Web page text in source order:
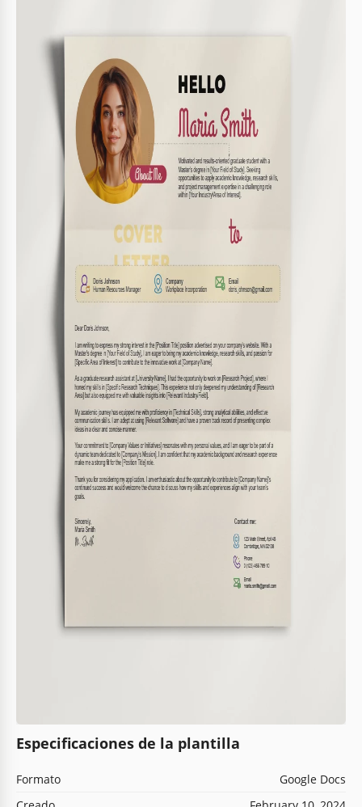
Especificaciones de la plantilla
Formato
Google Docs